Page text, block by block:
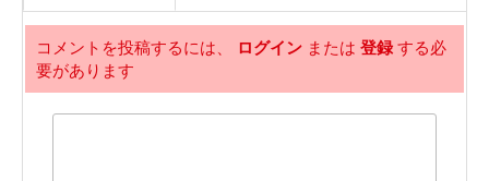
コメントを投稿するには、 ログイン または 登録する必
要があります